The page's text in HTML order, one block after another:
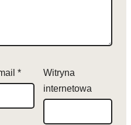
*
Witryna
internetowa